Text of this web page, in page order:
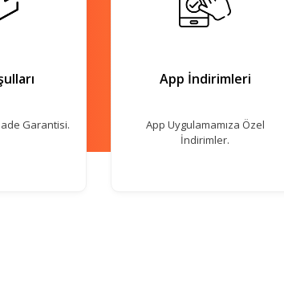
Garantisi.
App İndirimleri
App Uygulamamıza Özel
İndirimler.